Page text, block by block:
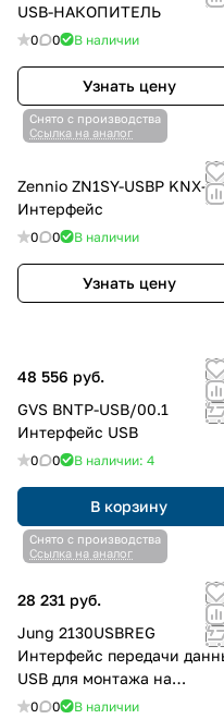
USB-НАКОПИТЕЛЬ
0 0 В наличии
Узнать цену
Снято с производства
Ссылка на аналог
Zennio ZN1SY-USBP KNX-
Интерфейс
0 0 В наличии
Узнать цену
48 556 руб.
GVS BNTP-USB/00.1
Интерфейс USB
0 0 В наличии: 4
В корзину
Снято с производства
Ссылка на аналог
28 231 руб.
Jung 2130USBREG
Интерфейс передачи
USB для монтажа на
несущую шину
0 0 В наличии